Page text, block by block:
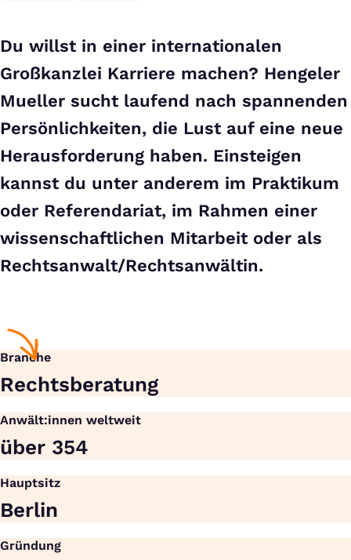
Du willst in einer internationalen
Großkanzlei Karriere machen? Hengeler
Mueller sucht laufend nach spannenden
Persönlichkeiten, die Lust auf eine neue
Herausforderung haben. Einsteigen
kannst du unter anderem im Praktikum
oder Referendariat, im Rahmen einer
wissenschaftlichen Mitarbeit oder als
Rechtsanwalt/Rechtsanwältin.
Branche
Rechts­beratung
Anwält:innen weltweit
über 354
Hauptsitz
Berlin
Gründung